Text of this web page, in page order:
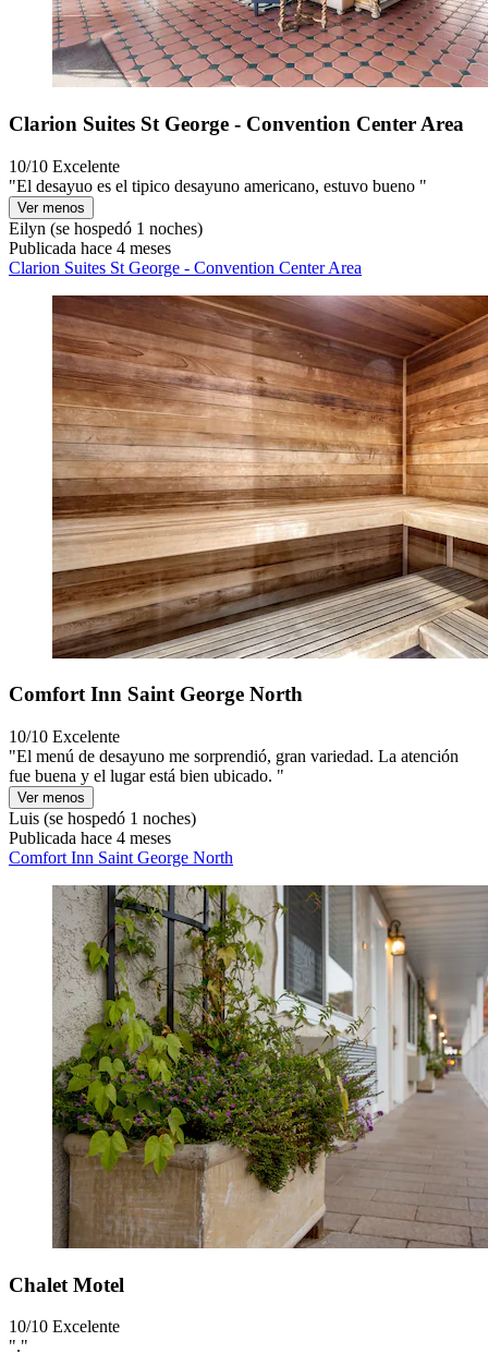
Clarion Suites St George - Convention Center Area
10/10 Excelente
"El desayuo es el tipico desayuno americano, estuvo bueno "
Ver menos
Eilyn (se hospedó 1 noches)
Publicada hace 4 meses
Clarion Suites St George - Convention Center Area
Comfort Inn Saint George North
10/10 Excelente
"El menú de desayuno me sorprendió, gran variedad. La atención
fue buena y el lugar está bien ubicado. "
Ver menos
Luis (se hospedó 1 noches)
Publicada hace 4 meses
Comfort Inn Saint George North
Chalet Motel
10/10 Excelente
"."